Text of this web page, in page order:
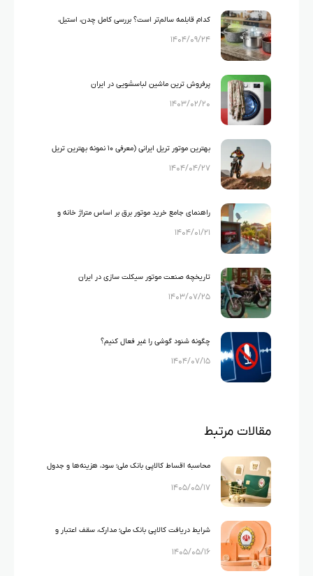
کدام قابلمه سالم‌تر است؟ بررسی کامل چدن، استیل،
گرانیت و تفلون
۱۴۰۴/۰۹/۲۴
پرفروش ترین ماشین لباسشویی در ایران
۱۴۰۳/۰۲/۲۰
بهترین موتور تریل ایرانی (معرفی ۱۰ نمونه بهترین تریل
های ایرانی)
۱۴۰۴/۰۴/۲۷
راهنمای جامع خرید موتور برق بر اساس متراژ خانه و
لوازم خانگی
۱۴۰۴/۰۱/۲۱
تاریخچه صنعت موتور سیکلت سازی در ایران
۱۴۰۳/۰۷/۲۵
چگونه شنود گوشی را غیر فعال کنیم؟
۱۴۰۴/۰۷/۱۵
مقالات مرتبط
محاسبه اقساط کالاپی بانک ملی؛ سود، هزینه‌ها و جدول
اقساط ۱۰۰ تا ۳۰۰ میلیون تومان
۱۴۰۵/۰۵/۱۷
شرایط دریافت کالاپی بانک ملی؛ مدارک، سقف اعتبار و
شرایط متقاضی
۱۴۰۵/۰۵/۱۶